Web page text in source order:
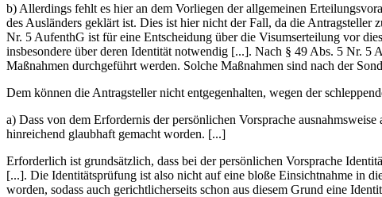
b) Allerdings fehlt es hier an dem Vorliegen der allgemeinen
des Ausländers geklärt ist. Dies ist hier nicht der Fall, da die
Nr. 5 AufenthG ist für eine Entscheidung über die Visumserteilung vor
insbesondere über deren Identität notwendig [...]. Nach § 49 Abs. 5 Nr. 5
Maßnahmen durchgeführt werden. Solche Maßnahmen sind nach der
Dem können die Antragsteller nicht entgegenhalten, wegen der
a) Dass von dem Erfordernis der persönlichen Vorsprache
hinreichend glaubhaft gemacht worden. [...]
Erforderlich ist grundsätzlich, dass bei der persönlichen Vorsprache
[...]. Die Identitätsprüfung ist also nicht auf eine bloße Einsichtnahme in
worden, sodass auch gerichtlicherseits schon aus diesem Grund eine